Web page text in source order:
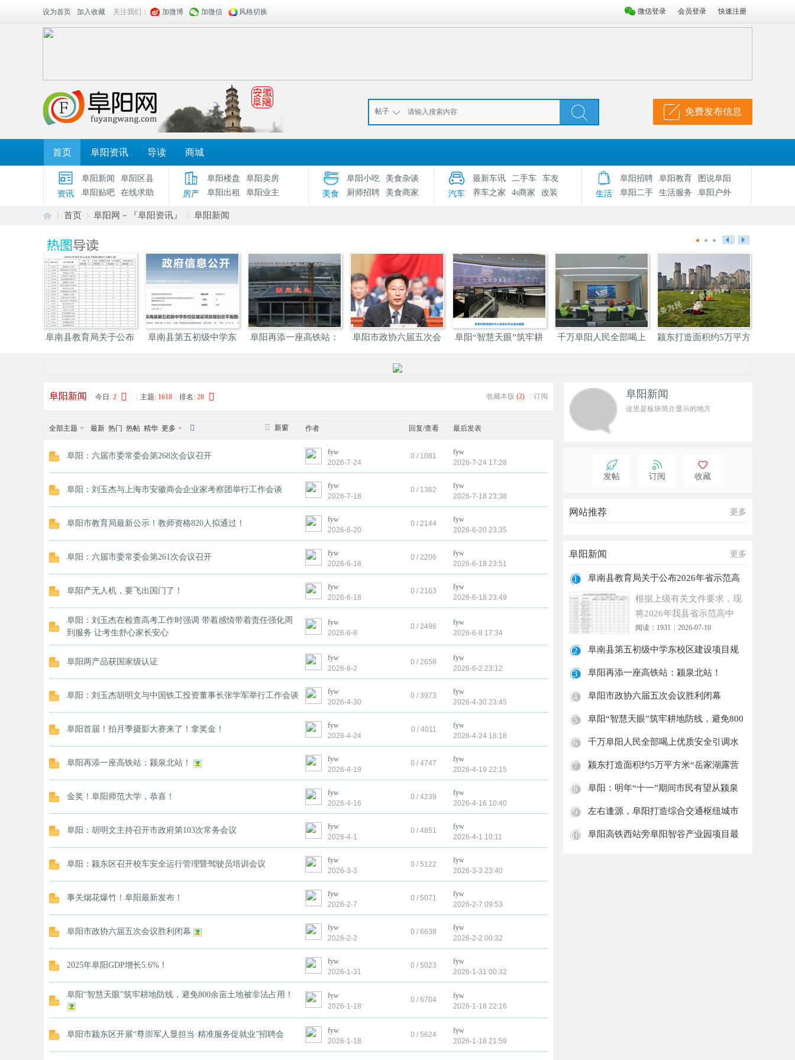
微信登录 会员登录 快速注册
设为首页 加入收藏 关注我们： 加微博 加微信 风格切换
帖子 免费发布信息
首页 阜阳资讯 导读 商城
资讯
阜阳新闻
阜阳区县
阜阳贴吧
在线求助 房产
阜阳楼盘
阜阳卖房
阜阳出租
阜阳业主 美食
阜阳小吃
美食杂谈
厨师招聘
美食商家 汽车
最新车讯 二手车
车友
养车之家
4s商家 改装 生活
阜阳招聘 阜阳教育
图说阜阳
阜阳二手
生活服务 阜阳户外
阜»
首页
›
阜阳网－『阜阳资讯』
›
阜阳新闻
慧天眼”筑牢耕
千万阜阳人民全部喝上
颍东打造面积约5万平方
阜阳：明年“十一”期间
左右逢源，阜阳打造综
阜阳高铁西站旁阜阳智
阜阳：东北大外环102省
阜阳“夜游双清湾”荣登
收藏本版 (2) 订阅
阜阳新闻 今日: 2 主题: 1618 排名: 20
新窗
全部主题 最新 热门 热帖 精华 更多 作者 回复/查看 最后发表
阜阳：六届市委常委会第268次会议召开
fyw
2026-7-24
0 / 1081
fyw
2026-7-24 17:28
阜阳：刘玉杰与上海市安徽商会企业家考察团举行工作会谈
fyw
2026-7-18
0 / 1362
fyw
2026-7-18 23:38
阜阳市教育局最新公示！教师资格820人拟通过！
fyw
2026-6-20
0 / 2144
fyw
2026-6-20 23:35
阜阳：六届市委常委会第261次会议召开
fyw
2026-6-18
0 / 2206
fyw
2026-6-18 23:51
阜阳产无人机，要飞出国门了！
fyw
2026-6-18
0 / 2163
fyw
2026-6-18 23:49
阜阳：刘玉杰在检查高考工作时强调 带着感情带着责任强化周
到服务 让考生舒心家长安心
fyw
2026-6-8
0 / 2496
fyw
2026-6-8 17:34
阜阳两产品获国家级认证
fyw
2026-6-2
0 / 2658
fyw
2026-6-2 23:12
阜阳：刘玉杰胡明文与中国铁工投资董事长张学军举行工作会谈
fyw
2026-4-30
0 / 3973
fyw
2026-4-30 23:45
阜阳首届！拍月季摄影大赛来了！拿奖金！
fyw
2026-4-24
0 / 4011
fyw
2026-4-24 18:18
阜阳再添一座高铁站：颍泉北站！
fyw
2026-4-19
0 / 4747
fyw
2026-4-19 22:15
金奖！阜阳师范大学，恭喜！
fyw
2026-4-16
0 / 4239
fyw
2026-4-16 10:40
阜阳：胡明文主持召开市政府第103次常务会议
fyw
2026-4-1
0 / 4851
fyw
2026-4-1 10:11
阜阳：颍东区召开校车安全运行管理暨驾驶员培训会议
fyw
2026-3-3
0 / 5122
fyw
2026-3-3 23:40
事关烟花爆竹！阜阳最新发布！
fyw
2026-2-7
0 / 5071
fyw
2026-2-7 09:53
阜阳市政协六届五次会议胜利闭幕
fyw
2026-2-2
0 / 6638
fyw
2026-2-2 00:32
2025年阜阳GDP增长5.6%！
fyw
2026-1-31
0 / 5023
fyw
2026-1-31 00:32
阜阳“智慧天眼”筑牢耕地防线，避免800余亩土地被非法占用！
fyw
2026-1-18
0 / 6704
fyw
2026-1-18 22:16
阜阳市颍东区开展“尊崇军人显担当·精准服务促就业”招聘会
fyw
2026-1-18
0 / 5624
fyw
2026-1-18 21:59
阜阳新闻
这里是板块简介显示的地方
发帖 订阅 收藏
网站推荐 更多
阜阳新闻 更多
1
阜南县教育局关于公布2026年省示范高
中指标
根据上级有关文件要求，现
将2026年我县省示范高中
指标到校生分配计划公布如
阅读：1931 2026-07-10
2
阜南县第五初级中学东校区建设项目规
3
阜阳再添一座高铁站：颍泉北站！
4 阜阳市政协六届五次会议胜利闭幕
5
阜阳“智慧天眼”筑牢耕地防线，避免800
6
千万阜阳人民全部喝上优质安全引调水
7
颍东打造面积约5万平方米“岳家湖露营
8
阜阳：明年“十一”期间市民有望从颍泉
9
左右逢源，阜阳打造综合交通枢纽城市
10
阜阳高铁西站旁阜阳智谷产业园项目最